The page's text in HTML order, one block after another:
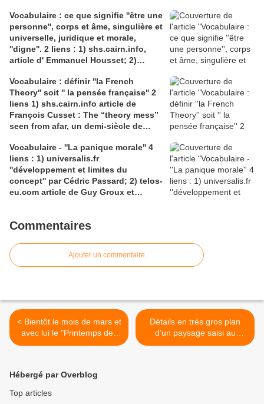
dramaturgie Lola Molina à l’Espace
Saint-Laurent, Pont-à-Mousson 2
liens : 1) lien meec.org; 2)
lemeac.com
Vocabulaire : ce que signifie ''être une
personne'', corps et âme, singulière et
universelle, juridique et morale,
''digne''. 2 liens : 1) shs.cairn.info,
article d' Emmanuel Housset; 2)
Julian Roche
Vocabulaire : définir ''la French
Theory'' soit '' la pensée française'' 2
liens 1) shs.cairn.info article de
François Cusset : The “theory mess”
seen from afar, un demi-siècle de
tracts.gallimard.fr ''La haine de
l'émancipation...'', François Cusset
Vocabulaire - ''La panique morale'' 4
liens : 1) universalis.fr
''développement et limites du
concept'' par Cédric Passard; 2) telos-
eu.com article de Guy Groux et
pour le compte rendu d'Arnaud
''la panique morale'';4) shs.cairn.info,
Pierre De Visscher : ''Craintes, peurs,
Commentaires
Ajouter un commentaire
< Bientôt le mois de mars et
avec lui le "Printemps des
Poètes" édition 2020
Détails en très gros plan
d'un paysage saisi au
portable par la fenêtre
Hébergé par Overblog
Top articles